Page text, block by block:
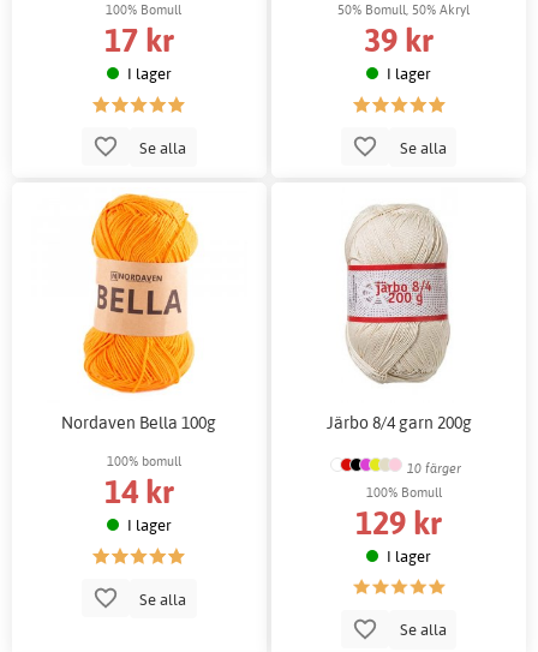
100% Bomull
17 kr
I lager
Se alla
50% Bomull, 50% Akryl
39 kr
I lager
Se alla
Nordaven Bella 100g
100% bomull
14 kr
I lager
Se alla
Järbo 8/4 garn 200g
10 färger
100% Bomull
129 kr
I lager
Se alla